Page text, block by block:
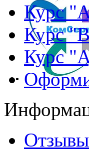
Курс
Курс
Курс
Отзывы